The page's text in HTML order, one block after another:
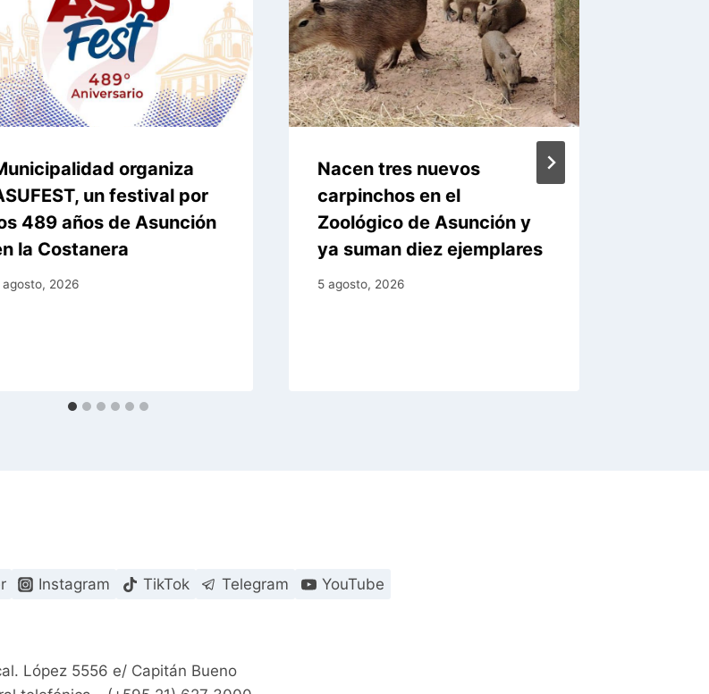
organiza
un festival por
489 años de Asunción
la Costanera
agosto, 2026
Nacen tres nuevos
carpinchos en el
Zoológico de Asunción y
ya suman diez ejemplares
5 agosto, 2026
Instagram TikTok Telegram YouTube
López 5556 e/ Capitán Bueno